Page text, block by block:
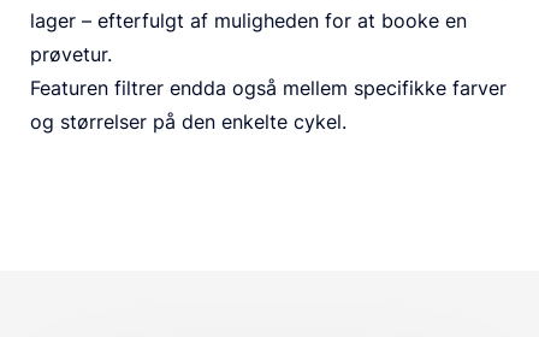
lager – efterfulgt af muligheden for at booke en
prøvetur.
Featuren filtrer endda også mellem specifikke farver
og størrelser på den enkelte cykel.